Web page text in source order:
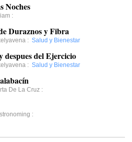
Noches
:
Duraznos y Fibra
: Salud y Bienestar
despues del Ejercicio
: Salud y Bienestar
De La Cruz :
: